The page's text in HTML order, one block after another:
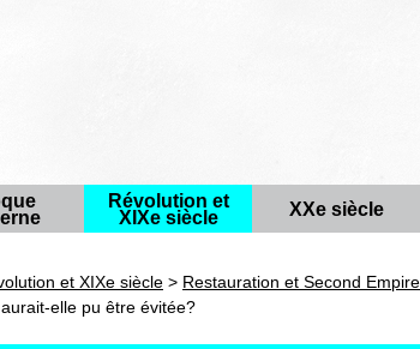
Révolution et
XIXe siècle
XXe siècle
et XIXe siècle > Restauration et Second
elle pu être évitée?